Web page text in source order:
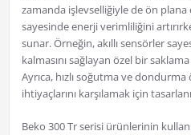
zamanda işlevselliğiyle de ön
sayesinde enerji verimliliğini
sunar. Örneğin, akıllı sensörler
kalmasını sağlayan özel bir
Ayrıca, hızlı soğutma ve dondurma
ihtiyaçlarını karşılamak için
Beko 300 Tr serisi ürünlerinin